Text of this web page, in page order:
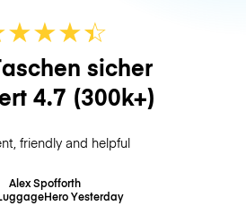
★★★☆
★
sicher
4.7 (300k+)
friendly and helpful
Alex Spofforth
Yesterday